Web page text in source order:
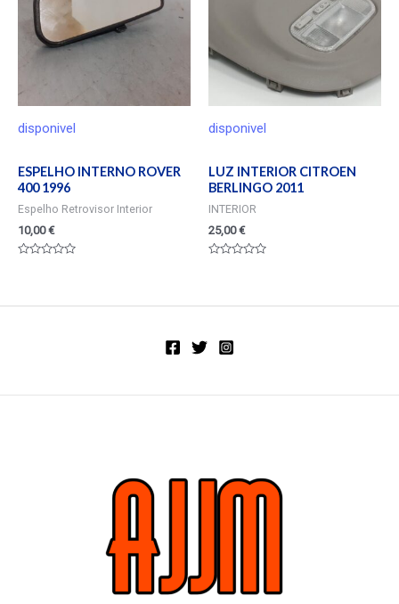
disponivel
ESPELHO INTERNO ROVER
400 1996
Espelho Retrovisor Interior
10,00€
5
disponivel
LUZ INTERIOR CITROEN
BERLINGO 2011
INTERIOR
25,00€
5